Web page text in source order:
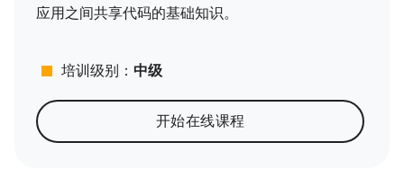
应用之间共享代码的基础知识。
stop 培训级别： 中级
开始在线课程